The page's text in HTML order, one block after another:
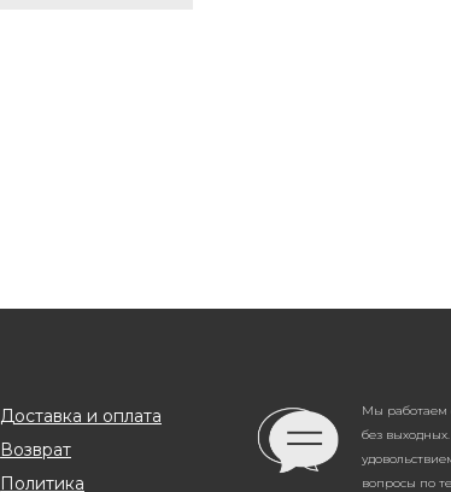
Доставка и оплата
Возврат
Политика
Мы работаем
без
вопросы по